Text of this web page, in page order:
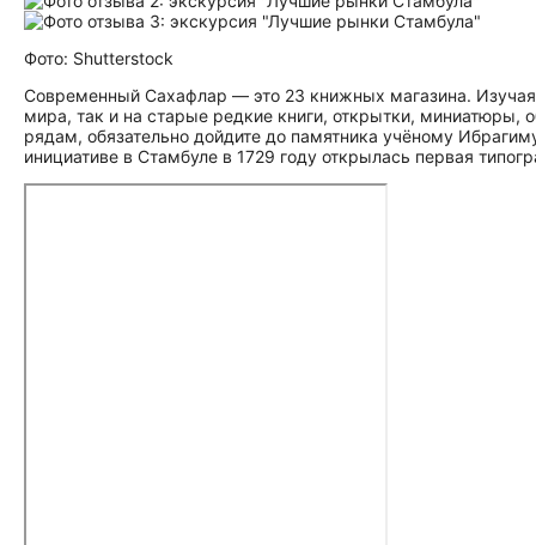
Фото: Shutterstock
Современный Сахафлар — это 23 книжных магазина.
мира, так и на старые редкие книги, открытки, миниатюры,
рядам, обязательно дойдите до памятника учёному
инициативе в Стамбуле в 1729 году открылась первая